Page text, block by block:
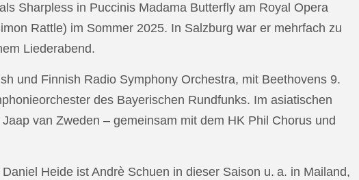
Sharpless in Puccinis Madama Butterfly am Royal Opera
Rattle) im Sommer 2025. In Salzburg war er mehrfach zu
Liederabend.
und Finnish Radio Symphony Orchestra, mit Beethovens 9.
des Bayerischen Rundfunks. Im asiatischen
van Zweden – gemeinsam mit dem HK Phil Chorus und
Heide ist Andrè Schuen in dieser Saison u. a. in Mailand,